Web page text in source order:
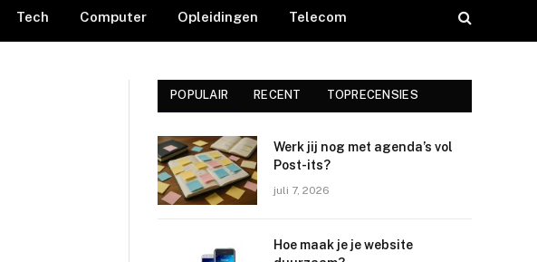
Tech Computer Opleidingen Telecom
POPULAIR RECENT TOPRECENSIES
Werk jij nog met agenda’s vol
Post-its?
juli 7, 2026
Hoe maak je je website